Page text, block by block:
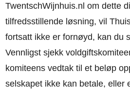
TwentschWijnhuis.nl om dette
tilfredsstillende løsning, vil
fortsatt ikke er fornøyd, kan du
Vennligst sjekk
komiteens vedtak til et beløp
selskapet ikke kan betale, eller